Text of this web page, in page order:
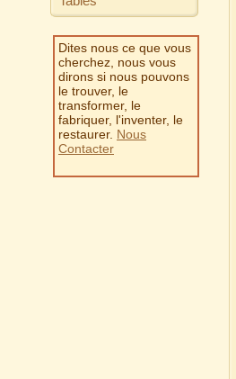
Dites nous ce que vous
cherchez, nous vous
dirons si nous pouvons
le trouver, le
transformer, le
fabriquer, l'inventer, le
restaurer. Nous
Contacter